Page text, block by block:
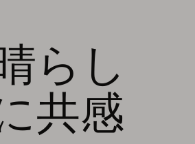
らし
共感